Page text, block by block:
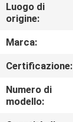
CIRCA
NOI
GIRO
DELLA
Luogo di
origine:
Marca:
Certificazione:
Numero di
modello: